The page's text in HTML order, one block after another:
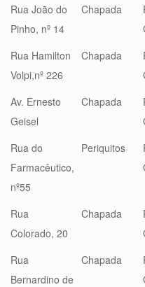
Rua João do
Pinho, nº 14
Chapada
Rua Hamilton
Volpi,nº 226
Chapada
Av. Ernesto
Geisel
Chapada
Rua do
Farmacêutico,
nº55
Periquitos
Rua
Colorado, 20
Chapada
Rua
Bernardino de
Chapada